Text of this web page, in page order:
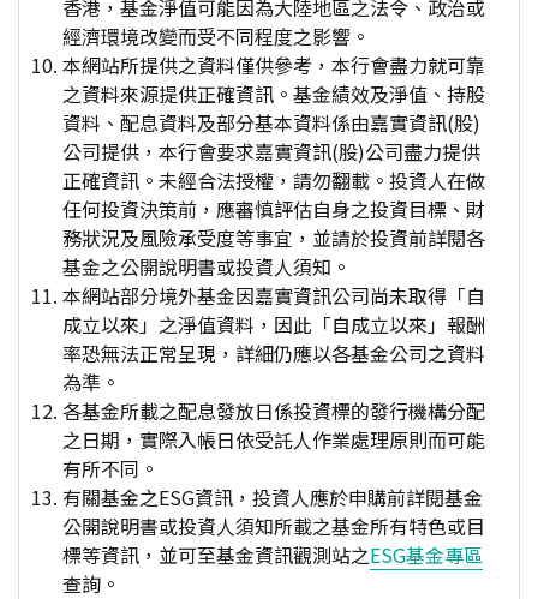
香港，基金淨值可能因為大陸地區之法令、政治或
經濟環境改變而受不同程度之影響。
本網站所提供之資料僅供參考，本行會盡力就可靠
之資料來源提供正確資訊。基金績效及淨值、持股
資料、配息資料及部分基本資料係由嘉實資訊(股)
公司提供，本行會要求嘉實資訊(股)公司盡力提供
正確資訊。未經合法授權，請勿翻載。投資人在做
任何投資決策前，應審慎評估自身之投資目標、財
務狀況及風險承受度等事宜，並請於投資前詳閱各
基金之公開說明書或投資人須知。
本網站部分境外基金因嘉實資訊公司尚未取得「自
成立以來」之淨值資料，因此「自成立以來」報酬
率恐無法正常呈現，詳細仍應以各基金公司之資料
為準。
各基金所載之配息發放日係投資標的發行機構分配
之日期，實際入帳日依受託人作業處理原則而可能
有所不同。
有關基金之ESG資訊，投資人應於申購前詳閱基金
公開說明書或投資人須知所載之基金所有特色或目
標等資訊，並可至基金資訊觀測站之ESG基金專區
查詢。